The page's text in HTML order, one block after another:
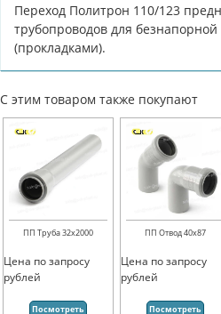
Переход Политрон 110/123
трубопроводов для
(прокладками).
С этим товаром также покупают
ПП Труба 32х2000
Цена по запросу
рублей
Посмотреть
ПП Отвод 40х87
Цена по запросу
рублей
Посмотреть